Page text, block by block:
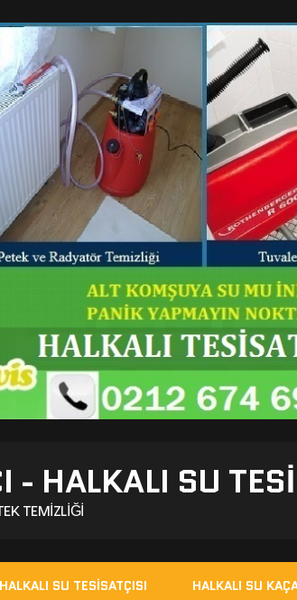
- HALKALI SU
TEMIZLIĞI
HALKALI SU TESISATÇISI HALKALI SU